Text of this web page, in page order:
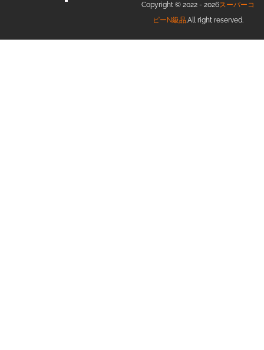
Copyright © 2022 - 2026スーパーコ
ピーN級品.All right reserved.